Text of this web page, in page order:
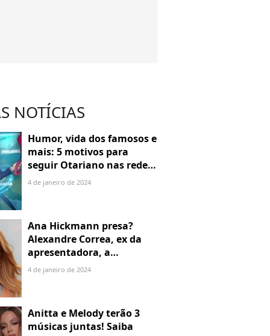
NOTÍCIAS
Humor, vida dos famosos e
mais: 5 motivos para
seguir Otariano nas redes
sociais
4 de janeiro de 2024
Ana Hickmann presa?
Alexandre Correa, ex da
apresentadora, a
denuncia por alienação
4 de janeiro de 2024
Anitta e Melody terão 3
músicas juntas! Saiba